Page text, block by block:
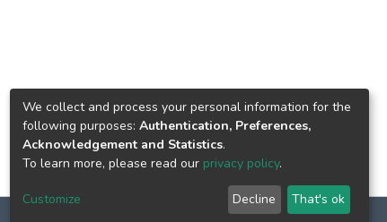
We collect and process your personal information for the
following purposes: Authentication, Preferences,
Acknowledgement and Statistics.
To learn more, please read our privacy policy.
Customize Decline That's ok